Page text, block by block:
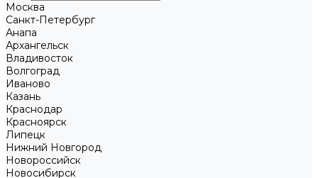
Москва
Санкт-Петербург
Анапа
Архангельск
Владивосток
Волгоград
Иваново
Казань
Краснодар
Красноярск
Липецк
Нижний Новгород
Новороссийск
Новосибирск